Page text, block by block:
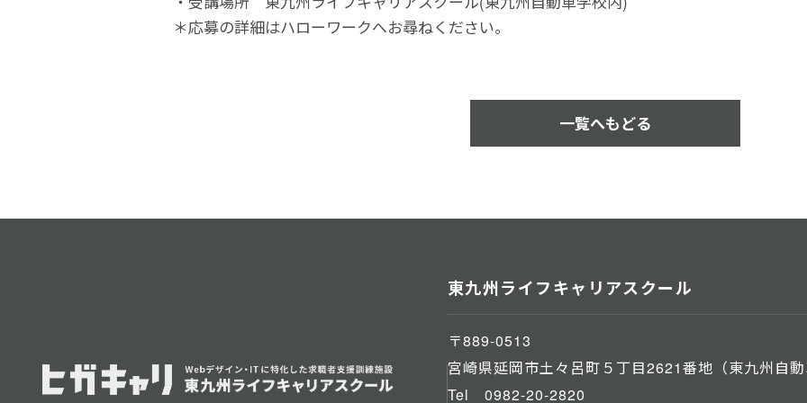
＊応募の詳細はハローワークへお尋ねください。
一覧へもどる
東九州ライフキャリアスクール
〒889-0513
宮崎県延岡市土々呂町５丁目2621番地（東九州自動
Tel 0982-20-2820